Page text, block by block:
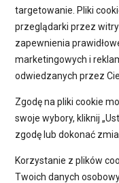
targetowanie. Pliki
przeglądarki przez
zapewnienia
marketingowych i
odwiedzanych przez
Zgodę na pliki cookie
swoje wybory, kliknij
zgodę lub dokonać
Korzystanie z plików
Twoich danych